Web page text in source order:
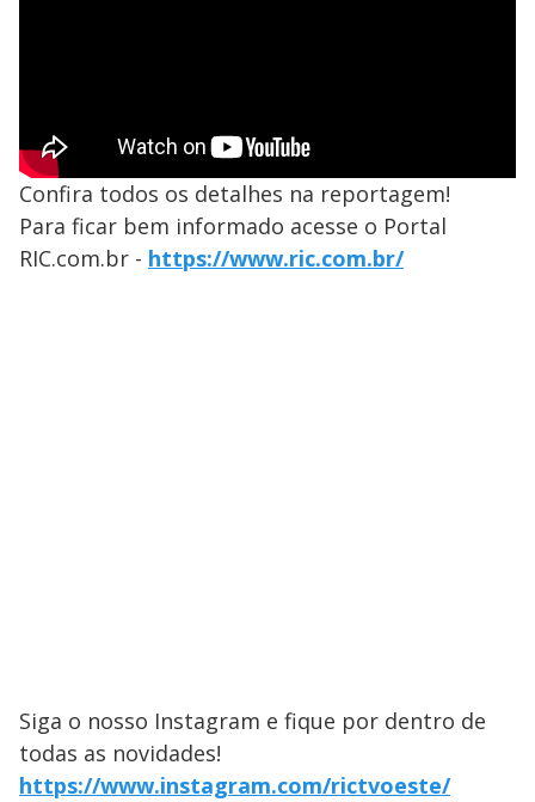
Confira todos os detalhes na reportagem!
Para ficar bem informado acesse o Portal
RIC.com.br - https://www.ric.com.br/
Siga o nosso Instagram e fique por dentro de
todas as novidades!
https://www.instagram.com/rictvoeste/